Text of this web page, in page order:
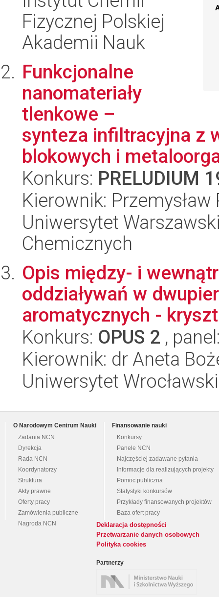
Fizycznej Polskiej
Akademii Nauk
Funkcjonalne
nanomateriały
tlenkowe –
synteza infiltracyjna z
blokowych i
Konkurs: PRELUDIUM
Kierownik: Przemysław
Uniwersytet
Chemicznych
Opis między- i
oddziaływań w
aromatycznych -
Konkurs: OPUS 2 ,
Kierownik: dr Aneta
Uniwersytet
O Narodowym Centrum Nauki
Zadania NCN
Dyrekcja
Rada NCN
Koordynatorzy
Struktura
Akty prawne
Oferty pracy
Zamówienia publiczne
Nagroda NCN
Finansowanie nauki
Konkursy
Panele NCN
Najczęściej zadawane pytania
Informacje dla realizujących projekty
Pomoc publiczna
Statystyki konkursów
Przykłady finansowanych projektów
Baza ofert pracy
Deklaracja dostępności
Przetwarzanie danych osobowych
Polityka cookies
Partnerzy